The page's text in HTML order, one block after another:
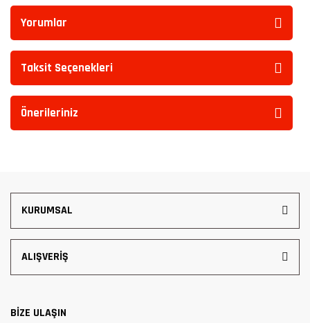
Yorumlar
Taksit Seçenekleri
Önerileriniz
KURUMSAL
ALIŞVERİŞ
BİZE ULAŞIN